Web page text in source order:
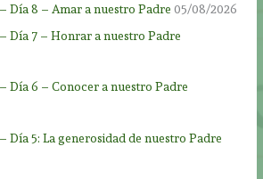
Día 8 – Amar a nuestro Padre 05/08/2026
Día 7 – Honrar a nuestro Padre
Día 6 – Conocer a nuestro Padre
Día 5: La generosidad de nuestro Padre